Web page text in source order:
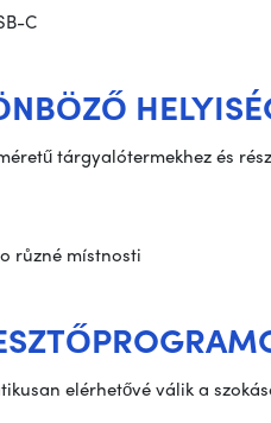
tárgyalótermekhez és
elérhetővé válik a